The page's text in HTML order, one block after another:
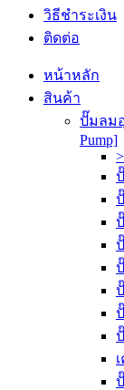
วิธีชำระเงิน
ติดต่อ
หน้าหลัก
สินค้า
ปั๊มลม
Pump]
>